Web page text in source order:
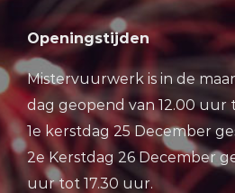
Openingstijden
Mistervuurwerk is in de
dag geopend van 12.00 uur
1e kerstdag 25 December
2e Kerstdag 26 December
uur tot 17.30 uur.